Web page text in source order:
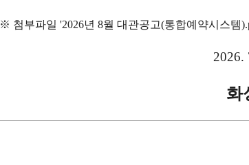
※ 첨부파일 '2026년 8월 대관공고(통합예약시스템
2026.
화